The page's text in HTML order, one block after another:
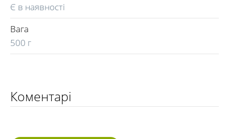
Є в наявності
Вага
500 г
Коментарі